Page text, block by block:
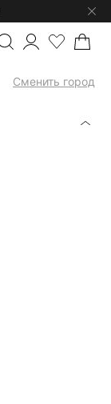
Сменить город
ФУТБОЛКА С